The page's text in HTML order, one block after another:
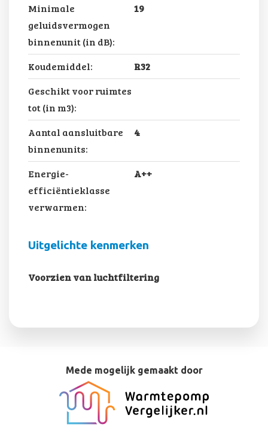
Minimale
geluidsvermogen
binnenunit (in dB):
19
Koudemiddel:
R32
Geschikt voor ruimtes
tot (in m3):
Aantal aansluitbare
binnenunits:
4
Energie-
efficiëntieklasse
verwarmen:
A++
Uitgelichte kenmerken
Voorzien van luchtfiltering
Mede mogelijk gemaakt door